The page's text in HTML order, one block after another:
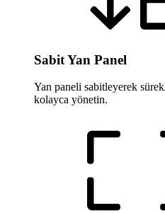
Sabit Yan Panel
Yan paneli sabitleyerek
kolayca yönetin.